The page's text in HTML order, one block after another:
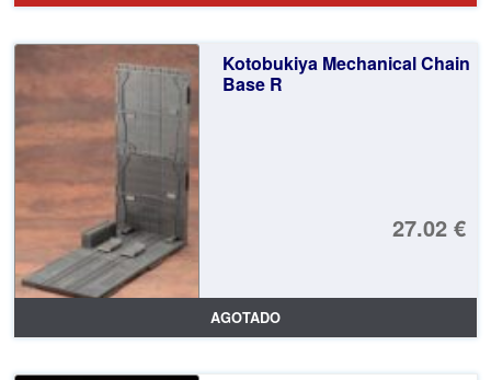
Kotobukiya Mechanical Chain
Base R
27.02 €
AGOTADO